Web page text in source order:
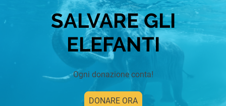
SALVARE GLI
ELEFANTI
Ogni donazione conta!
DONARE ORA